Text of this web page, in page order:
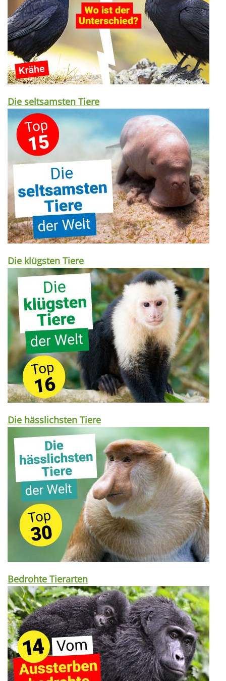
Die seltsamsten Tiere
Die klügsten Tiere
Die hässlichsten Tiere
Bedrohte Tierarten